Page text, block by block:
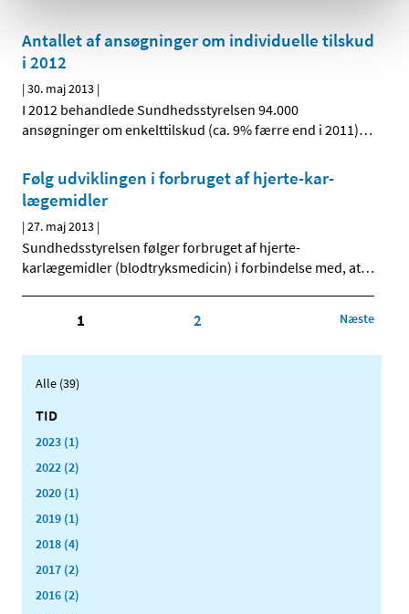
Antallet af ansøgninger om individuelle tilskud
i 2012
|30. maj 2013 |
I 2012 behandlede Sundhedsstyrelsen 94.000
ansøgninger om enkelttilskud (ca. 9% færre end i 2011)…
Følg udviklingen i forbruget af hjerte-kar-
lægemidler
|27. maj 2013 |
Sundhedsstyrelsen følger forbruget af hjerte-
karlægemidler (blodtryksmedicin) i forbindelse med, at…
1 2 Næste
Alle (39)
TID
2023 (1)
2022 (2)
2020 (1)
2019 (1)
2018 (4)
2017 (2)
2016 (2)